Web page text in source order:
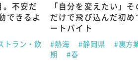
不安だ
できるよ
トラン・飲
「自分を変えたい」
だけで飛び込んだ初め
ートバイト
#熱海 #静岡県 #裏方
期
#春